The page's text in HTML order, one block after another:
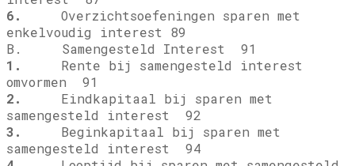
6.
Overzichtsoefeningen sparen met
enkelvoudig interest 89
B. Samengesteld Interest 91
1.
Rente bij samengesteld interest
omvormen 91
2.
Eindkapitaal bij sparen met
samengesteld interest 92
3.
Beginkapitaal bij sparen met
samengesteld interest 94